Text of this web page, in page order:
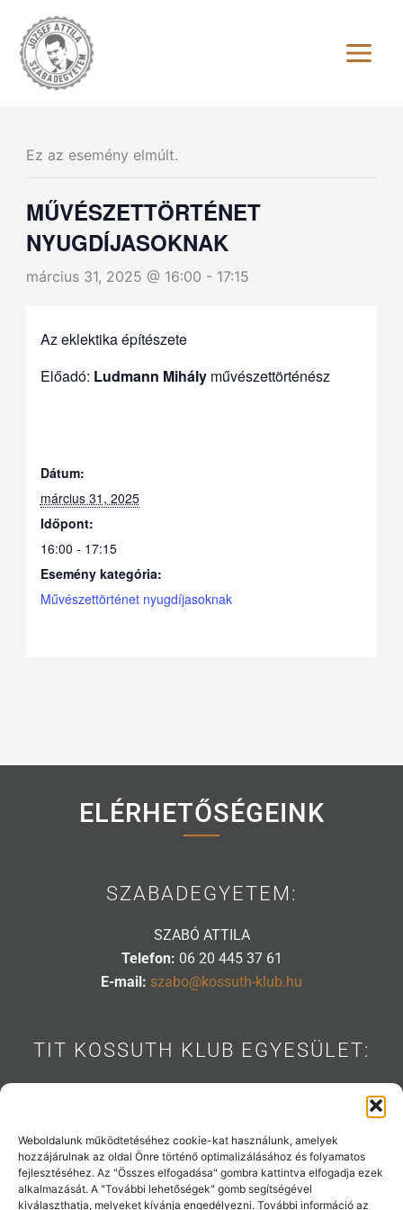
Weboldalunk működtetéséhez cookie-kat használunk, amelyek
hozzájárulnak az oldal Önre történő optimalizálásához és folyamatos
fejlesztéséhez. Az "Összes elfogadása" gombra kattintva elfogadja ezek
alkalmazását. A "További lehetőségek" gomb segítségével
kiválaszthatja, melyeket kívánja engedélyezni. További információ az
content
Ez az esemény elmúlt.
MŰVÉSZETTÖRTÉNET
NYUGDÍJASOKNAK
március 31, 2025 @ 16:00 - 17:15
Az eklektika építészete
Előadó: Ludmann Mihály művészettörténész
Dátum:
március 31, 2025
Időpont:
16:00 - 17:15
Esemény kategória:
Művészettörténet nyugdíjasoknak
ELÉRHETŐSÉGEINK
SZABADEGYETEM:
SZABÓ ATTILA
Telefon: 06 20 445 37 61
E-mail: szabo@kossuth-klub.hu
TIT KOSSUTH KLUB EGYESÜLET:
E-mail: info@kossuth-klub.hu